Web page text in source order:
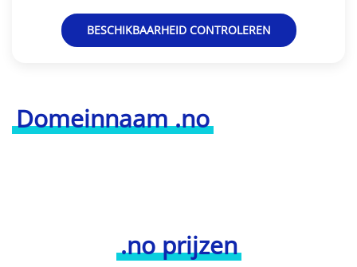
Domeinnaam .no
BESCHIKBAARHEID CONTROLEREN
.no prijzen